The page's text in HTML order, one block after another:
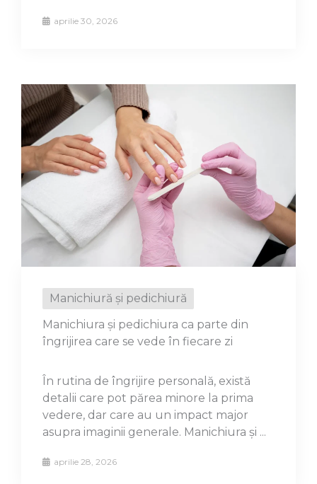
aprilie 30, 2026
Manichiură și pedichiură
Manichiura și pedichiura ca parte din
îngrijirea care se vede în fiecare zi
În rutina de îngrijire personală, există
detalii care pot părea minore la prima
vedere, dar care au un impact major
asupra imaginii generale. Manichiura și ...
aprilie 28, 2026